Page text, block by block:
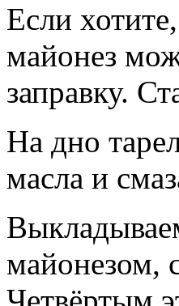
Если
майонез
заправку.
На дно
масла и
майонезом,